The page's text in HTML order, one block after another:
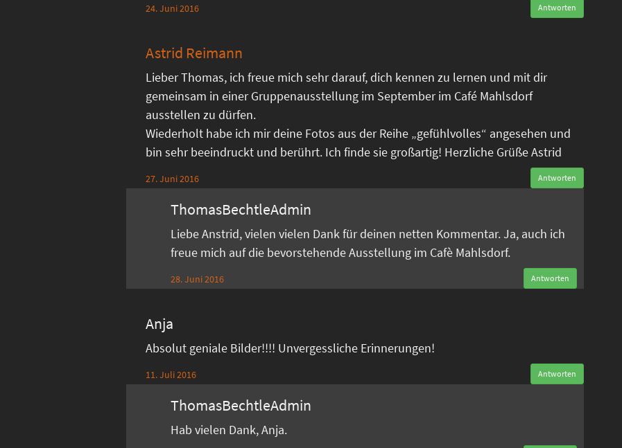
24. Juni 2016 Antworten
Astrid Reimann
Lieber Thomas, ich freue mich sehr darauf, dich kennen zu lernen und mit dir
gemeinsam in einer Gruppenausstellung im September im Café Mahlsdorf
ausstellen zu dürfen.
Wiederholt habe ich mir deine Fotos aus der Reihe „gefühlvolles“ angesehen und
bin sehr beeindruckt und berührt. Ich finde sie großartig! Herzliche Grüße Astrid
27. Juni 2016 Antworten
ThomasBechtleAdmin
Liebe Anstrid, vielen vielen Dank für deinen netten Kommentar. Ja, auch ich
freue mich auf die bevorstehende Ausstellung im Cafè Mahlsdorf.
28. Juni 2016 Antworten
Anja
Absolut geniale Bilder!!!! Unvergessliche Erinnerungen!
11. Juli 2016 Antworten
ThomasBechtleAdmin
Hab vielen Dank, Anja.